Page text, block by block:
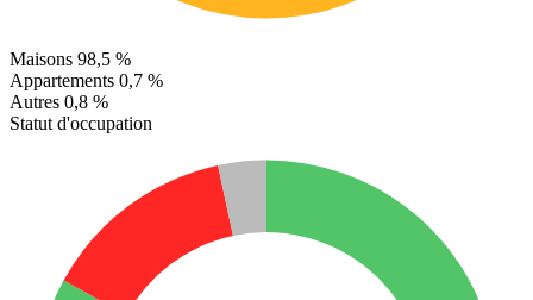
Maisons 98,5 %
Appartements 0,7 %
Autres 0,8 %
Statut d'occupation